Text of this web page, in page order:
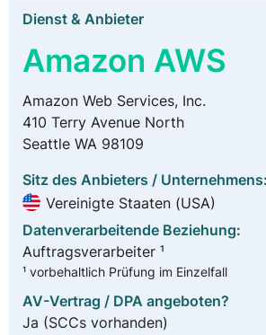
Dienst & Anbieter
Amazon AWS
Amazon Web Services, Inc.
410 Terry Avenue North
Seattle WA 98109
Sitz des Anbieters / Unternehmens:
Vereinigte Staaten (USA)
Datenverarbeitende Beziehung:
Auftragsverarbeiter ¹
¹ vorbehaltlich Prüfung im Einzelfall
AV-Vertrag / DPA angeboten?
Ja (SCCs vorhanden)